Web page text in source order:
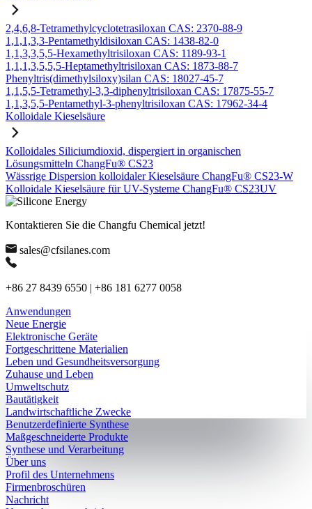
2,4,6,8-Tetramethylcyclotetrasiloxan CAS: 2370-88-9
1,1,1,3,3-Pentamethyldisiloxan CAS: 1438-82-0
1,1,3,3,5,5-Hexamethyltrisiloxan CAS: 1189-93-1
1,1,1,3,5,5,5-Heptamethyltrisiloxan CAS: 1873-88-7
Phenyltris(dimethylsiloxy)silan CAS: 18027-45-7
1,1,5,5-Tetramethyl-3,3-diphenyltrisiloxan CAS: 17875-55-7
1,1,3,5,5-Pentamethyl-3-phenyltrisiloxan CAS: 17962-34-4
Kolloidale Kieselsäure
Kolloidales Siliciumdioxid, dispergiert in organischen
Lösungsmitteln ChangFu® CS23
Wässrige Dispersion kolloidaler Kieselsäure ChangFu® CS23-W
Kolloidale Kieselsäure für UV-Systeme ChangFu® CS23UV
Kontaktieren Sie die Changfu Chemical jetzt!
sales@cfsilanes.com
+86 27 8439 6550 | +86 181 6277 0058
Anwendungen
Neue Energie
Elektronische Geräte
Fortgeschrittene Materialien
Leben und Gesundheitsversorgung
Zuhause und Leben
Umweltschutz
Bautätigkeit
Landwirtschaftliche Zwecke
Benutzerdefinierte Synthese
Maßgeschneiderte Produkte
Synthese und Verarbeitung
Über uns
Profil des Unternehmens
Firmenbroschüren
Nachricht